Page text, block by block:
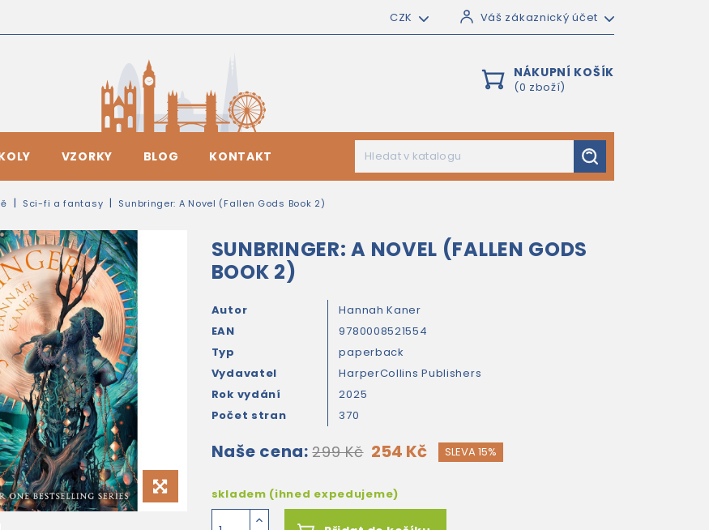
CZK Váš zákaznický účet
NÁKUPNÍ KOŠÍK
(0 zboží)
VZORKY BLOG KONTAKT
Sci-fi a fantasy Sunbringer: A Novel (Fallen Gods Book 2)
SUNBRINGER: A NOVEL (FALLEN GODS
BOOK 2)
Autor
Hannah Kaner
EAN
9780008521554
Typ
paperback
Vydavatel
HarperCollins Publishers
Rok vydání
2025
Počet stran
370
Naše cena: 299 Kč 254 Kč SLEVA 15%
skladem (ihned expedujeme)